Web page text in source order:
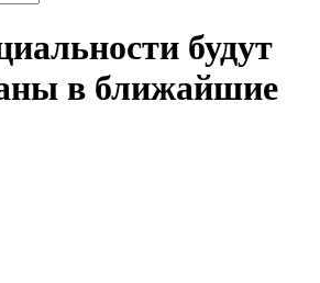
будут
в ближайшие